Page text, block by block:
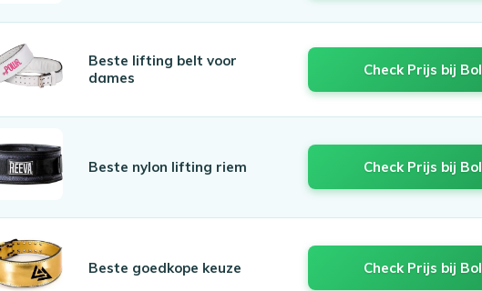
Beste lifting belt voor
dames
Check Prijs bij Bol
Beste nylon lifting riem Check Prijs bij Bol
Beste goedkope keuze Check Prijs bij Bol